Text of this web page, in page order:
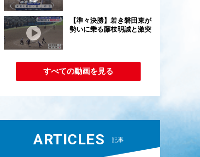
【準々決勝】若き磐田東が
勢いに乗る藤枝明誠と激突
すべての動画を見る
ARTICLES 記事